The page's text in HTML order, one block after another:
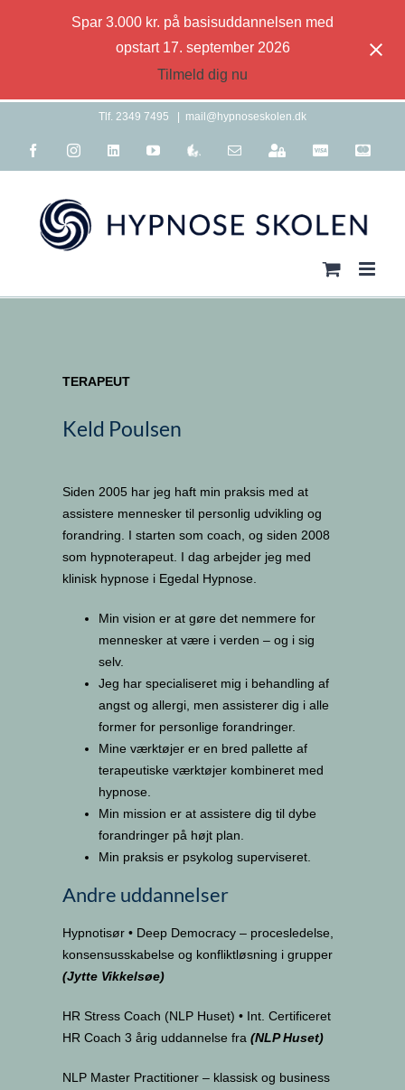
Spar 3.000 kr. på basisuddannelsen med
opstart 17. september 2026
Tilmeld dig nu
content
Tlf. 2349 7495 | mail@hypnoseskolen.dk
FacebookInstagramLinkedInYouTubeTerapeutlisten
E-
For
Visa
TERAPEUT
Keld Poulsen
Siden 2005 har jeg haft min praksis med at
assistere mennesker til personlig udvikling og
forandring. I starten som coach, og siden 2008
som hypnoterapeut. I dag arbejder jeg med
klinisk hypnose i Egedal Hypnose.
Min vision er at gøre det nemmere for
mennesker at være i verden – og i sig
selv.
Jeg har specialiseret mig i behandling af
angst og allergi, men assisterer dig i alle
former for personlige forandringer.
Mine værktøjer er en bred pallette af
terapeutiske værktøjer kombineret med
hypnose.
Min mission er at assistere dig til dybe
forandringer på højt plan.
Min praksis er psykolog superviseret.
Andre uddannelser
Hypnotisør • Deep Democracy – procesledelse,
konsensusskabelse og konfliktløsning i grupper
(Jytte Vikkelsøe)
HR Stress Coach (NLP Huset) • Int. Certificeret
HR Coach 3 årig uddannelse fra (NLP Huset)
NLP Master Practitioner – klassisk og business